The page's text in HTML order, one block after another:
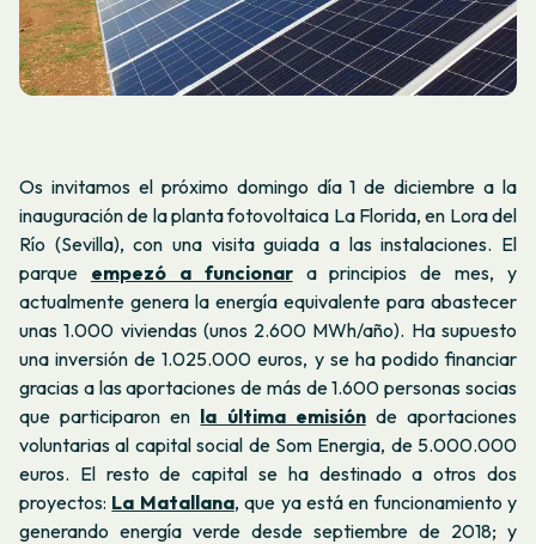
Os invitamos el próximo domingo día 1 de diciembre a la
inauguración de la planta fotovoltaica La Florida, en Lora del
Río (Sevilla), con una visita guiada a las instalaciones. El
parque empezó a funcionara principios de mes, y
actualmente genera la energía equivalente para abastecer
unas 1.000 viviendas (unos 2.600 MWh/año). Ha supuesto
una inversión de 1.025.000 euros, y se ha podido financiar
gracias a las aportaciones de más de 1.600 personas socias
que participaron en la última emisión de aportaciones
voluntarias al capital social de Som Energia, de 5.000.000
euros. El resto de capital se ha destinado a otros dos
proyectos: La Matallana, que ya está en funcionamiento y
generando energía verde desde septiembre de 2018; y